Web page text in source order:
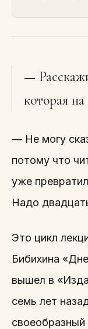
—
которая
— Не могу
потому что
уже
Надо
Это цикл
Бибихина
вышел в
семь лет
своеобразный